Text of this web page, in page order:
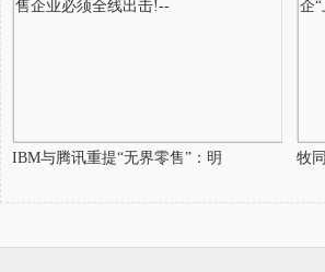
IBM与腾讯重提“无界零售”：明 牧